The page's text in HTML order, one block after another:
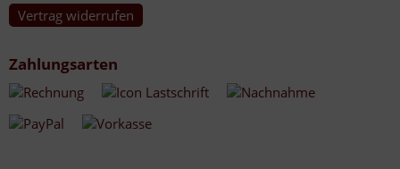
Vertrag widerrufen
Zahlungsarten